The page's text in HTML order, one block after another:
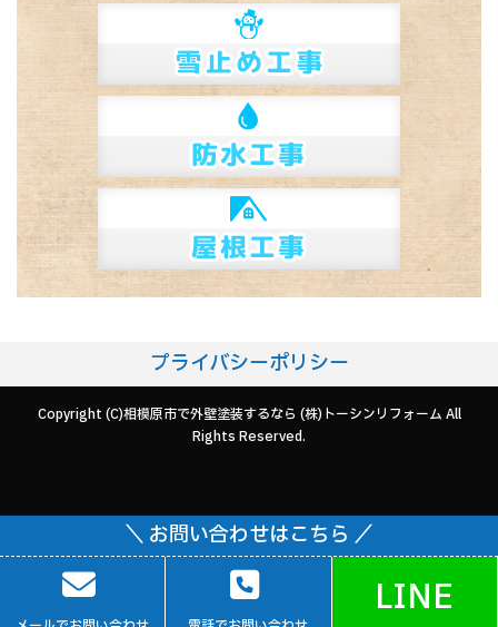
プライバシーポリシー
Copyright (C)相模原市で外壁塗装するなら (株)トーシンリフォーム All
Rights Reserved.
＼ お問い合わせはこちら ／
LINE